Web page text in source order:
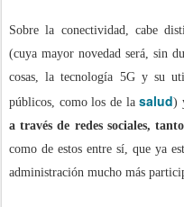
Sobre la conectividad, cabe
(cuya mayor novedad será, sin
cosas, la tecnología 5G y su
públicos, como los de lasalud)
a través de redes sociales,
como de estos entre sí, que ya
administración mucho más